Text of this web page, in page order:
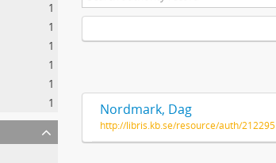
1
1
1
1
1
1 Nordmark, Dag
http://libris.kb.se/resource/auth/212295